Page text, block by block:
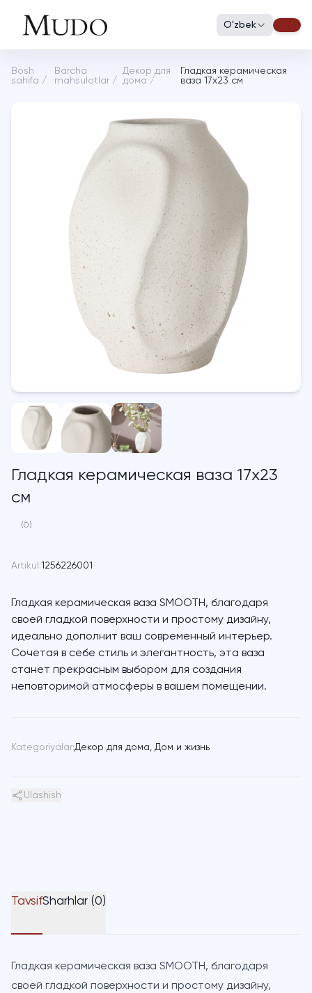
O'zbek
Bosh
sahifa /
Barcha
mahsulotlar/
Декор для
дома /
Гладкая керамическая
ваза 17х23 см
Гладкая керамическая ваза 17х23
см
(0)
Artikul:1256226001
Гладкая керамическая ваза SMOOTH, благодаря
своей гладкой поверхности и простому дизайну,
идеально дополнит ваш современный интерьер.
Сочетая в себе стиль и элегантность, эта ваза
станет прекрасным выбором для создания
неповторимой атмосферы в вашем помещении.
Kategoriyalar:Декор для дома, Дом и жизнь
Ulashish
TavsifSharhlar (0)
Гладкая керамическая ваза SMOOTH, благодаря
своей гладкой поверхности и простому дизайну,